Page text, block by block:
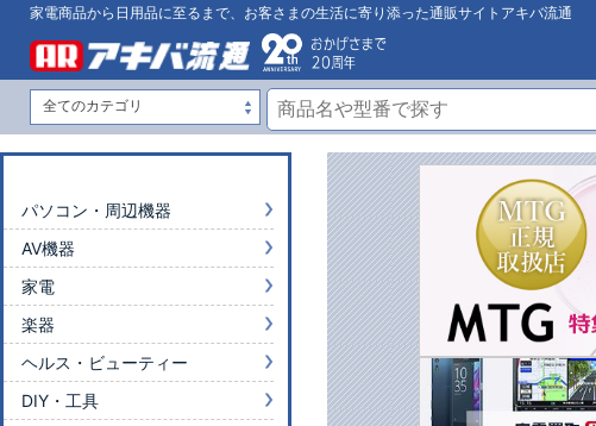
家電商品から日用品に至るまで、お客さまの生活に寄り添った通販サイトアキバ流通
パソコン・周辺機器
AV機器
家電
楽器
ヘルス・ビューティー
DIY・工具